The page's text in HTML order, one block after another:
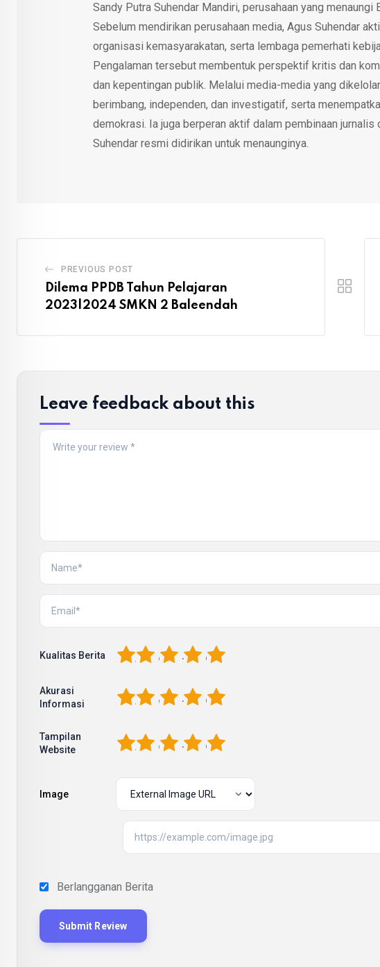
Sandy Putra Suhendar Mandiri, perusahaan yang
Sebelum mendirikan perusahaan media, Agus Suhendar
organisasi kemasyarakatan, serta lembaga pemerhati
Pengalaman tersebut membentuk perspektif kritis dan
dan kepentingan publik. Melalui media-media yang
berimbang, independen, dan investigatif, serta
demokrasi. Ia juga berperan aktif dalam pembinaan
Suhendar resmi didirikan untuk menaunginya.
PREVIOUS POST
Dilema PPDB Tahun Pelajaran
2023|2024 SMKN 2 Baleendah
Leave feedback about this
Kualitas Berita 5
4
3
2
Akurasi
Informasi
5
4
3
2
Tampilan
Website
5
4
3
2
Image
Berlangganan Berita